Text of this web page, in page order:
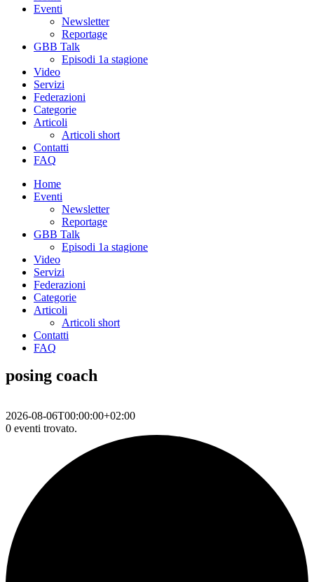
Eventi
Newsletter
Reportage
GBB Talk
Episodi 1a stagione
Video
Servizi
Federazioni
Categorie
Articoli
Articoli short
Contatti
FAQ
Home
Eventi
Newsletter
Reportage
GBB Talk
Episodi 1a stagione
Video
Servizi
Federazioni
Categorie
Articoli
Articoli short
Contatti
FAQ
posing coach
2026-08-06T00:00:00+02:00
0 eventi trovato.